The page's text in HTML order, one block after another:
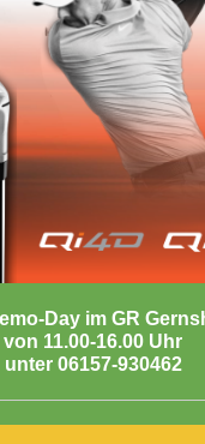
Day im GR
11.00-16.00 Uhr
06157-930462